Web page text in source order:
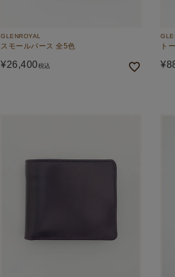
GLENROYAL
スモールパース 全5色
¥26,400税込
ト
¥